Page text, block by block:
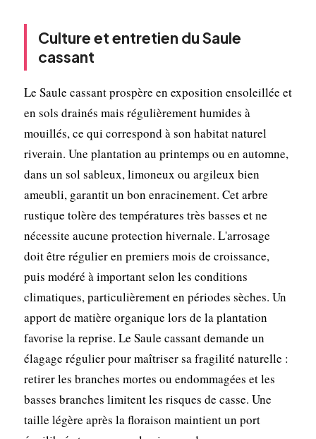
Culture et entretien du Saule
cassant
Le Saule cassant prospère en exposition ensoleillée et
en sols drainés mais régulièrement humides à
mouillés, ce qui correspond à son habitat naturel
riverain. Une plantation au printemps ou en automne,
dans un sol sableux, limoneux ou argileux bien
ameubli, garantit un bon enracinement. Cet arbre
rustique tolère des températures très basses et ne
nécessite aucune protection hivernale. L'arrosage
doit être régulier en premiers mois de croissance,
puis modéré à important selon les conditions
climatiques, particulièrement en périodes sèches. Un
apport de matière organique lors de la plantation
favorise la reprise. Le Saule cassant demande un
élagage régulier pour maîtriser sa fragilité naturelle :
retirer les branches mortes ou endommagées et les
basses branches limitent les risques de casse. Une
taille légère après la floraison maintient un port